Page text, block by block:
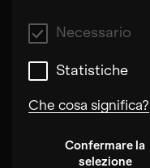
Necessario
Statistiche
Che cosa significa?
Necessario
Confermare la
selezione